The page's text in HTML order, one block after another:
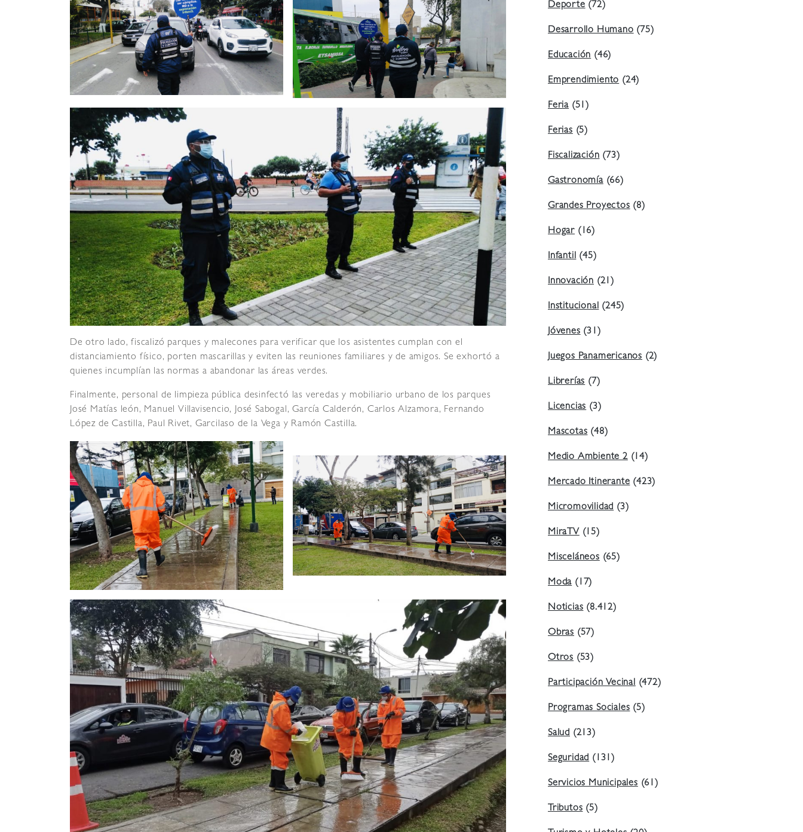
De otro lado, fiscalizó parques y malecones para verificar que los asistentes cumplan con el
distanciamiento físico, porten mascarillas y eviten las reuniones familiares y de amigos. Se exhortó a
quienes incumplían las normas a abandonar las áreas verdes.
Finalmente, personal de limpieza pública desinfectó las veredas y mobiliario urbano de los parques
José Matías león, Manuel Villavisencio, José Sabogal, García Calderón, Carlos Alzamora, Fernando
López de Castilla, Paul Rivet, Garcilaso de la Vega y Ramón Castilla.
Deporte(72)
Desarrollo Humano(75)
Educación(46)
Emprendimiento(24)
Feria (51)
Ferias(5)
Fiscalización(73)
Gastronomía(66)
Grandes Proyectos(8)
Hogar (16)
Infantil(45)
Innovación (21)
Institucional(245)
Jóvenes(31)
Juegos Panamericanos (2)
Librerías(7)
Licencias(3)
Mascotas(48)
Medio Ambiente 2(14)
Mercado Itinerante(423)
Micromovilidad(3)
MiraTV(15)
Misceláneos(65)
Moda(17)
Noticias(8.412)
Obras (57)
Otros (53)
Participación Vecinal(472)
Programas Sociales(5)
Salud (213)
Seguridad(131)
Servicios Municipales(61)
Tributos(5)